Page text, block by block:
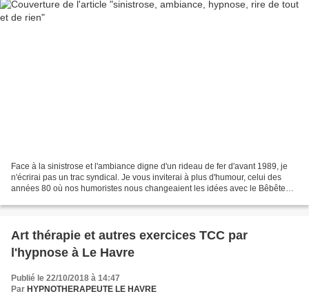
Face à la sinistrose et l'ambiance digne d'un rideau de fer d'avant 1989, je
n'écrirai pas un trac syndical. Je vous inviterai à plus d'humour, celui des
années 80 où nos humoristes nous changeaient les idées avec le Bêbête
Art thérapie et autres exercices TCC par
l'hypnose à Le Havre
Publié le 22/10/2018 à 14:47
Par HYPNOTHERAPEUTE LE HAVRE